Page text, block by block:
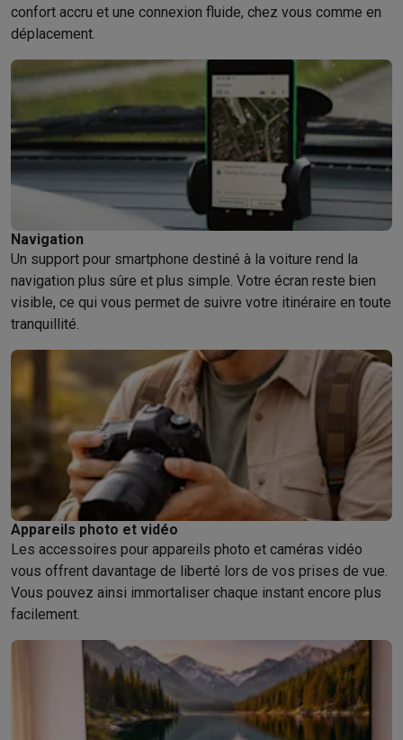
confort accru et une connexion fluide, chez vous comme en
déplacement.
Navigation
Un support pour smartphone destiné à la voiture rend la
navigation plus sûre et plus simple. Votre écran reste bien
visible, ce qui vous permet de suivre votre itinéraire en toute
tranquillité.
Appareils photo et vidéo
Les accessoires pour appareils photo et caméras vidéo
vous offrent davantage de liberté lors de vos prises de vue.
Vous pouvez ainsi immortaliser chaque instant encore plus
facilement.